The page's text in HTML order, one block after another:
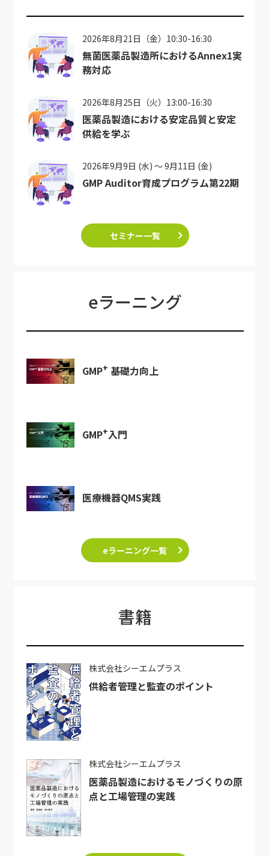
2026年8月21日（金）10:30-16:30
無菌医薬品製造所におけるAnnex1実
務対応
2026年8月25日（火）13:00-16:30
医薬品製造における安定品質と安定
供給を学ぶ
2026年9月9日 (水) ～ 9月11日 (金)
GMP Auditor育成プログラム第22期
セミナー一覧
eラーニング
GMP+ 基礎力向上
GMP+入門
医療機器QMS実践
eラーニング一覧
書籍
株式会社シーエムプラス
供給者管理と監査のポイント
株式会社シーエムプラス
医薬品製造におけるモノづくりの原
点と工場管理の実践